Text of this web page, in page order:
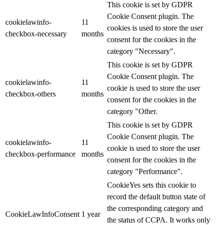
cookielawinfo-
checkbox-necessary
11
months
This cookie is set by GDPR
Cookie Consent plugin. The
cookies is used to store the user
consent for the cookies in the
category "Necessary".
cookielawinfo-
checkbox-others
11
months
This cookie is set by GDPR
Cookie Consent plugin. The
cookie is used to store the user
consent for the cookies in the
category "Other.
cookielawinfo-
checkbox-performance
11
months
This cookie is set by GDPR
Cookie Consent plugin. The
cookie is used to store the user
consent for the cookies in the
category "Performance".
CookieLawInfoConsent 1 year
CookieYes sets this cookie to
record the default button state of
the corresponding category and
the status of CCPA. It works only